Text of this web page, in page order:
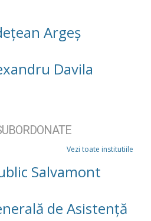
Argeș
Davila
Vezi toate institutiile
Salvamont
de Asistenţă